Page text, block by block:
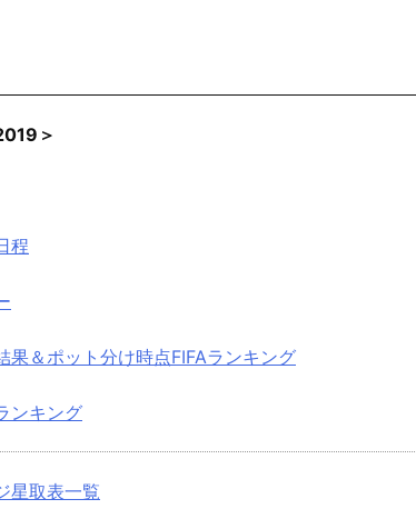
＞
程
果＆ポット分け時点FIFAランキング
ンキング
星取表一覧